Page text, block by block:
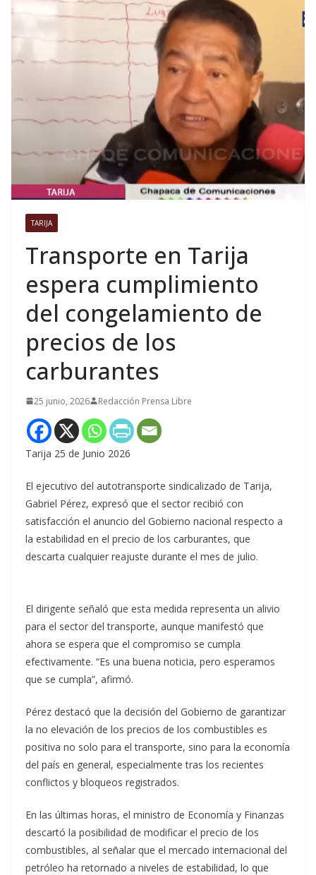
TARIJA
Transporte en Tarija
espera cumplimiento
del congelamiento de
precios de los
carburantes
25 junio, 2026 Redacción Prensa Libre
Tarija 25 de Junio 2026
El ejecutivo del autotransporte sindicalizado de Tarija,
Gabriel Pérez, expresó que el sector recibió con
satisfacción el anuncio del Gobierno nacional respecto a
la estabilidad en el precio de los carburantes, que
descarta cualquier reajuste durante el mes de julio.
El dirigente señaló que esta medida representa un alivio
para el sector del transporte, aunque manifestó que
ahora se espera que el compromiso se cumpla
efectivamente. “Es una buena noticia, pero esperamos
que se cumpla”, afirmó.
Pérez destacó que la decisión del Gobierno de garantizar
la no elevación de los precios de los combustibles es
positiva no solo para el transporte, sino para la economía
del país en general, especialmente tras los recientes
conflictos y bloqueos registrados.
En las últimas horas, el ministro de Economía y Finanzas
descartó la posibilidad de modificar el precio de los
combustibles, al señalar que el mercado internacional del
petróleo ha retornado a niveles de estabilidad, lo que